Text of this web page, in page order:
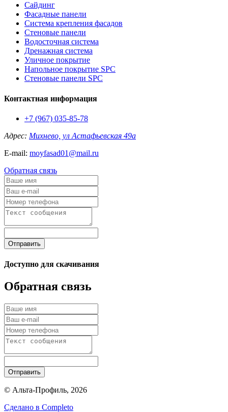
Сайдинг
Фасадные панели
Система крепления фасадов
Стеновые панели
Водосточная система
Дренажная система
Уличное покрытие
Напольное покрытие SPC
Стеновые панели SPC
Контактная информация
+7 (967) 035-85-78
Адрес: Михнево, ул Астафьевская 49а
E-mail: moyfasad01@mail.ru
Обратная связь
Отправить
Доступно для скачивания
Обратная связь
Отправить
© Альта-Профиль, 2026
Сделано в Completo